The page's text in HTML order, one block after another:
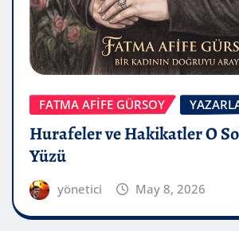
FATMA AFİFE GÜRSOY
Hurafeler ve Hakikatler O
Yüzü
yönetici May 8, 2026